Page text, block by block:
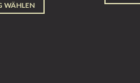
WÄHLEN